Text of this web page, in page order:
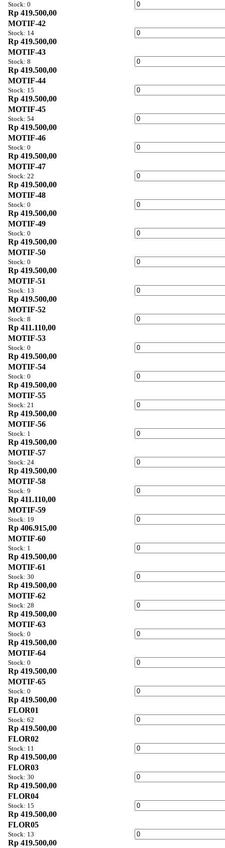
Stock: 0
Rp 419.500,00
MOTIF-42
Stock: 14
Rp 419.500,00
MOTIF-43
Stock: 8
Rp 419.500,00
MOTIF-44
Stock: 15
Rp 419.500,00
MOTIF-45
Stock: 54
Rp 419.500,00
MOTIF-46
Stock: 0
Rp 419.500,00
MOTIF-47
Stock: 22
Rp 419.500,00
MOTIF-48
Stock: 0
Rp 419.500,00
MOTIF-49
Stock: 0
Rp 419.500,00
MOTIF-50
Stock: 0
Rp 419.500,00
MOTIF-51
Stock: 13
Rp 419.500,00
MOTIF-52
Stock: 8
Rp 411.110,00
MOTIF-53
Stock: 0
Rp 419.500,00
MOTIF-54
Stock: 0
Rp 419.500,00
MOTIF-55
Stock: 21
Rp 419.500,00
MOTIF-56
Stock: 1
Rp 419.500,00
MOTIF-57
Stock: 24
Rp 419.500,00
MOTIF-58
Stock: 9
Rp 411.110,00
MOTIF-59
Stock: 19
Rp 406.915,00
MOTIF-60
Stock: 1
Rp 419.500,00
MOTIF-61
Stock: 30
Rp 419.500,00
MOTIF-62
Stock: 28
Rp 419.500,00
MOTIF-63
Stock: 0
Rp 419.500,00
MOTIF-64
Stock: 0
Rp 419.500,00
MOTIF-65
Stock: 0
Rp 419.500,00
FLOR01
Stock: 62
Rp 419.500,00
FLOR02
Stock: 11
Rp 419.500,00
FLOR03
Stock: 30
Rp 419.500,00
FLOR04
Stock: 15
Rp 419.500,00
FLOR05
Stock: 13
Rp 419.500,00